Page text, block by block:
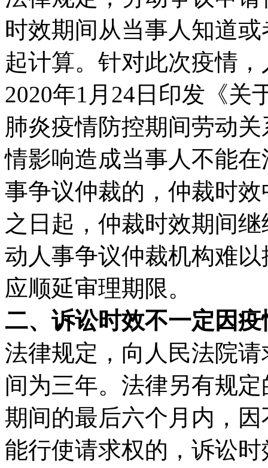
时效期间从当事人知道
起计算。针对此次疫情
2020年1月24日印发《关
肺炎疫情防控期间劳动
情影响造成当事人不能
事争议仲裁的，仲裁时
之日起，仲裁时效期间
动人事争议仲裁机构难
应顺延审理期限。
二、诉讼时效不一定因
法律规定，向人民法院
间为三年。法律另有规
期间的最后六个月内，
能行使请求权的，诉讼